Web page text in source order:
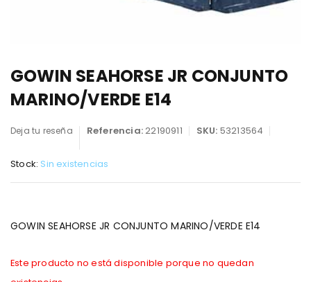
GOWIN SEAHORSE JR CONJUNTO
MARINO/VERDE E14
Deja tu reseña Referencia:22190911 SKU: 53213564
Stock: Sin existencias
GOWIN SEAHORSE JR CONJUNTO MARINO/VERDE E14
Este producto no está disponible porque no quedan